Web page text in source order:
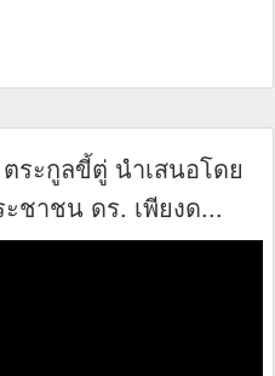
ระกูลขี้ตู่ นำเสนอโดย
ชาชน ดร. เพียงด...